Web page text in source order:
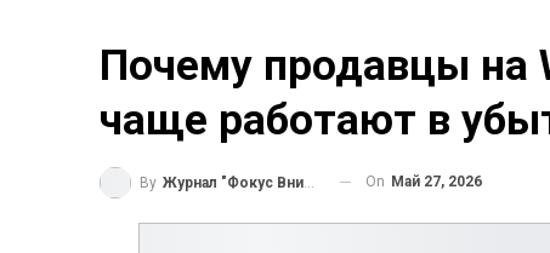
Почему продавцы на
чаще работают в
By Журнал "Фокус Внимания" On Май 27, 2026